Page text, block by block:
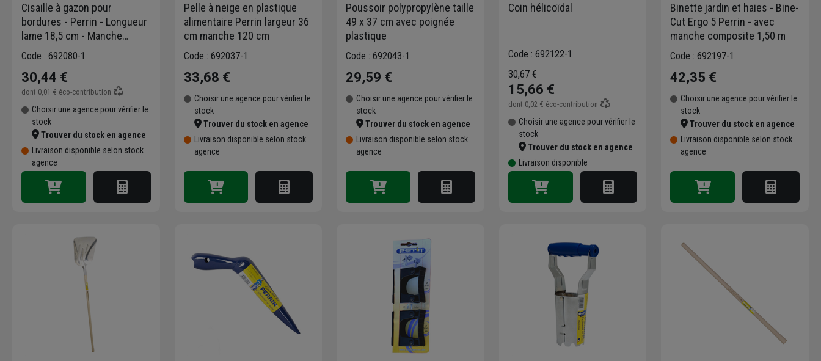
Cisaille à gazon pour
bordures - Perrin - Longueur
lame 18,5 cm - Manche
gomme anti-dérapant
Code : 692080-1
30,44 €
dont 0,01 € éco-contribution
Choisir une agence pour vérifier le
stock
Trouver du stock en agence
Livraison disponible selon stock
agence
Pelle à neige en plastique
alimentaire Perrin largeur 36
cm manche 120 cm
Code : 692037-1
33,68 €
Choisir une agence pour vérifier le
stock
Trouver du stock en agence
Livraison disponible selon stock
agence
Poussoir polypropylène taille
49 x 37 cm avec poignée
plastique
Code : 692043-1
29,59 €
Choisir une agence pour vérifier le
stock
Trouver du stock en agence
Livraison disponible selon stock
agence
Coin hélicoïdal
Code : 692122-1
30,67 €
15,66 €
dont 0,02 € éco-contribution
Choisir une agence pour vérifier le
stock
Trouver du stock en agence
Livraison disponible
Binette jardin et haies - Bine-
Cut Ergo 5 Perrin - avec
manche composite 1,50 m
Code : 692197-1
42,35 €
Choisir une agence pour vérifier le
stock
Trouver du stock en agence
Livraison disponible selon stock
agence